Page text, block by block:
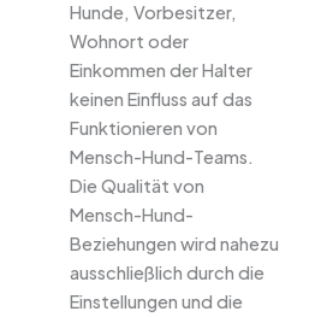
Hunde, Vorbesitzer,
Wohnort oder
Einkommen der Halter
keinen Einfluss auf das
Funktionieren von
Mensch-Hund-Teams.
Die Qualität von
Mensch-Hund-
Beziehungen wird nahezu
ausschließlich durch die
Einstellungen und die